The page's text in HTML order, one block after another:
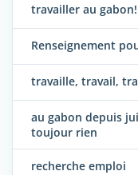
travailler au
Renseignement
travaille, travail,
au gabon depuis
toujour rien
recherche emploi